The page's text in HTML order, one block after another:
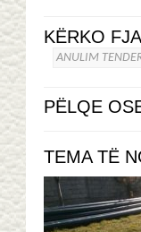
KËRKO
ANULIM
PËLQE
TEMA TË